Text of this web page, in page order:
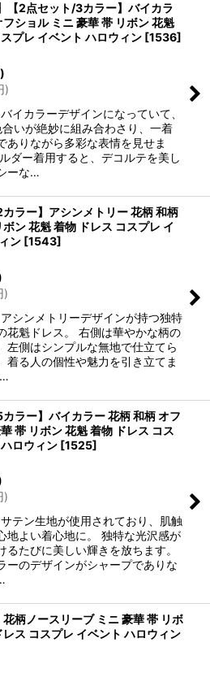
【2点セット/3カラー】バイカラ
フショル ミニ 豪華 帯 リボン 花魁
プレ イベント ハロウィン [1536]
)
カラーデザインになっていて、
いが絶妙に組み合わさり、一着
ありながら多彩な表情を見せま
ダー着用すると、デコルテを美し
ーな…
カラー】アシンメトリー 花柄 和柄
ボン 花魁 着物 ドレス コスプレ イ
ン [1543]
)
シンメトリーデザインが持つ独特
花魁ドレス。 右側は華やかな柄の
左側はシンプルな無地で仕立てら
着る人の個性や魅力を引き立てま
カラー】バイカラー 花柄 和柄 オフ
帯 リボン 花魁 着物 ドレス コス
ロウィン [1525]
)
テン生地が使用されており、肌触
地よい着心地に。 独特な光沢感が
るたびに美しい輝きを放ちます。
ーのデザインがシャープでありな
花柄ノースリーブ ミニ 豪華 帯 リボ
レス コスプレ イベント ハロウィン